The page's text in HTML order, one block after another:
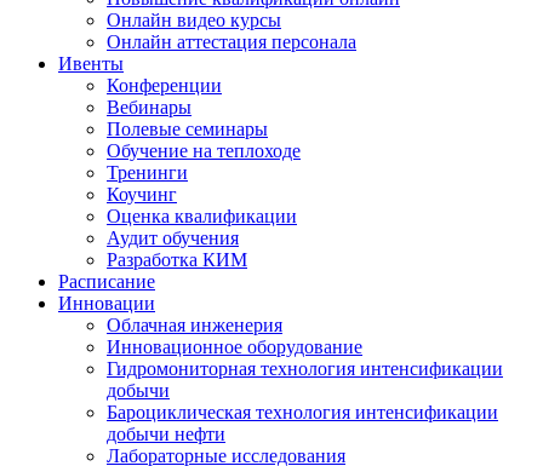
Онлайн видео курсы
Онлайн аттестация персонала
Ивенты
Конференции
Вебинары
Полевые семинары
Обучение на теплоходе
Тренинги
Коучинг
Оценка квалификации
Аудит обучения
Разработка КИМ
Расписание
Инновации
Облачная инженерия
Инновационное оборудование
Гидромониторная технология интенсификации
добычи
Бароциклическая технология интенсификации
добычи нефти
Лабораторные исследования